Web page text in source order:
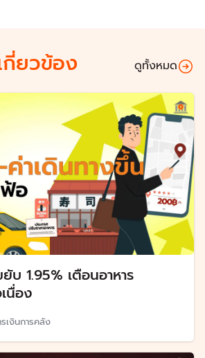
กี่ยวข้อง ดูทั้งหมด
บ 1.95% เตือนอาหาร
นื่อง
เงินการคลัง